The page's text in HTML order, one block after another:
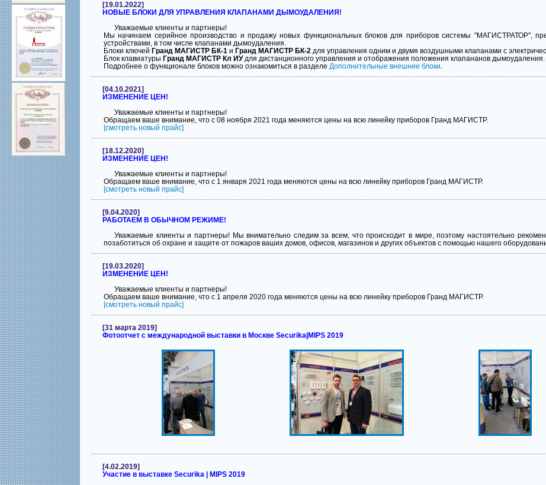
[19.01.2022]
НОВЫЕ БЛОКИ ДЛЯ УПРАВЛЕНИЯ КЛАПАНАМИ ДЫМОУДАЛЕНИЯ!
Уважаемые клиенты и партнеры!
Мы начинаем серийное производство и продажу новых функциональных блоков для приборов системы "МАГИСТРАТОР",
устройствами, в том числе клапанами дымоудаления.
Блоки ключей Гранд МАГИСТР БК-1 и Гранд МАГИСТР БК-2 для управления одним и двумя воздушными клапанами с
Блок клавиатуры Гранд МАГИСТР Кл ИУдля дистанционного управления и отображения положения клапананов дымоудаления.
Подробнее о функционале блоков можно ознакомиться в разделе Дополнительные внешние блоки.
[04.10.2021]
ИЗМЕНЕНИЕ ЦЕН!
Уважаемые клиенты и партнеры!
Обращаем ваше внимание, что с 08 ноября 2021 года меняются цены на всю линейку приборов Гранд МАГИСТР.
[смотреть новый прайс]
[18.12.2020]
ИЗМЕНЕНИЕ ЦЕН!
Уважаемые клиенты и партнеры!
Обращаем ваше внимание, что с 1 января 2021 года меняются цены на всю линейку приборов Гранд МАГИСТР.
[смотреть новый прайс]
[9.04.2020]
РАБОТАЕМ В ОБЫЧНОМ РЕЖИМЕ!
Уважаемые клиенты и партнеры! Мы внимательно следим за всем, что происходит в мире, поэтому настоятельно
позаботиться об охране и защите от пожаров ваших домов, офисов, магазинов и других объектов с помощью нашего
[19.03.2020]
ИЗМЕНЕНИЕ ЦЕН!
Уважаемые клиенты и партнеры!
Обращаем ваше внимание, что с 1 апреля 2020 года меняются цены на всю линейку приборов Гранд МАГИСТР.
[смотреть новый прайс]
[31 марта 2019]
Фотоотчет с международной выставки в Москве Securika|MIPS 2019
[4.02.2019]
Участие в выставке Securika | MIPS 2019